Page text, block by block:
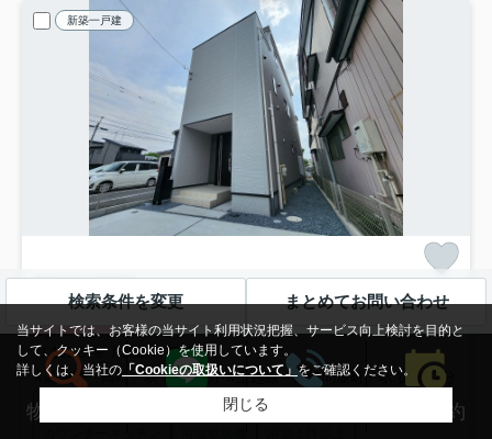
新築一戸建
リナージュ高崎上和田町1期新築
2,790万円
- / 102.67㎡ / 3LDK /新築
高崎線「高崎」駅 徒歩31分
上越線「高崎問屋町」駅 徒歩37分
建設住宅性能評価書付
検索条件を変更 まとめてお問い合わせ
物件検索 LINEする 来店予約
当サイトでは、お客様の当サイト利用状況把握、サービス向上検討を目的と
して、クッキー（Cookie）を使用しています。
詳しくは、当社の 「Cookieの取扱いについて」をご確認ください。
閉じる